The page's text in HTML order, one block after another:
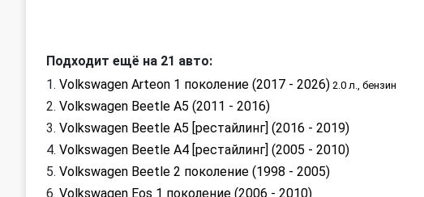
Подходит ещё на 21 авто:
Volkswagen Arteon 1 поколение (2017 - 2026) 2.0 л., бензин
Volkswagen Beetle A5 (2011 - 2016)
Volkswagen Beetle A5 [рестайлинг] (2016 - 2019)
Volkswagen Beetle A4 [рестайлинг] (2005 - 2010)
Volkswagen Beetle 2 поколение (1998 - 2005)
Volkswagen Eos 1 поколение (2006 - 2010)